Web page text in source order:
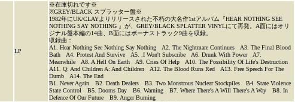
LP
※在庫切れです※
※GREY/BLACK スプラッター盤※
1982年にUK/CLAYよりリリースされた不朽の大名作1stアルバム『HEAR NOTHING SEE
NOTHING SAY NOTHING 』が、GREY/BLACK SPLATTER VINYLにて再発。A面にはオリ
ジナル盤本編の14曲、B面にはボーナストラック9曲を収録。
収録曲：
A1. Hear Nothing See Nothing Say Nothing A2. The Nightmare Continues A3. The Final Blood
Bath A4. Protest And Survive A5. .I Won't Subscribe A6. Drunk With Power A7.
Meanwhile A8. A Hell On Earth A9. Cries Of Help A10. The Possibility Of Life's Destruction
A11. Q: And Children A: And Children A12. The Blood Runs Red A13. Free Speech For The
Dumb A14. The End
B1. Never Again B2. Death Dealers B3. Two Monstrous Nuclear Stockpiles B4. State Violence
State Control B5. Dooms Day B6. Warning B7. Where There's A Will There's A Way B8. In
Defence Of Our Future B9. Anger Burning